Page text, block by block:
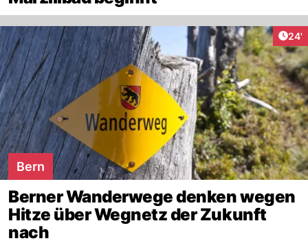
24'
Bern
Berner Wanderwege denken wegen
Hitze über Wegnetz der Zukunft
nach